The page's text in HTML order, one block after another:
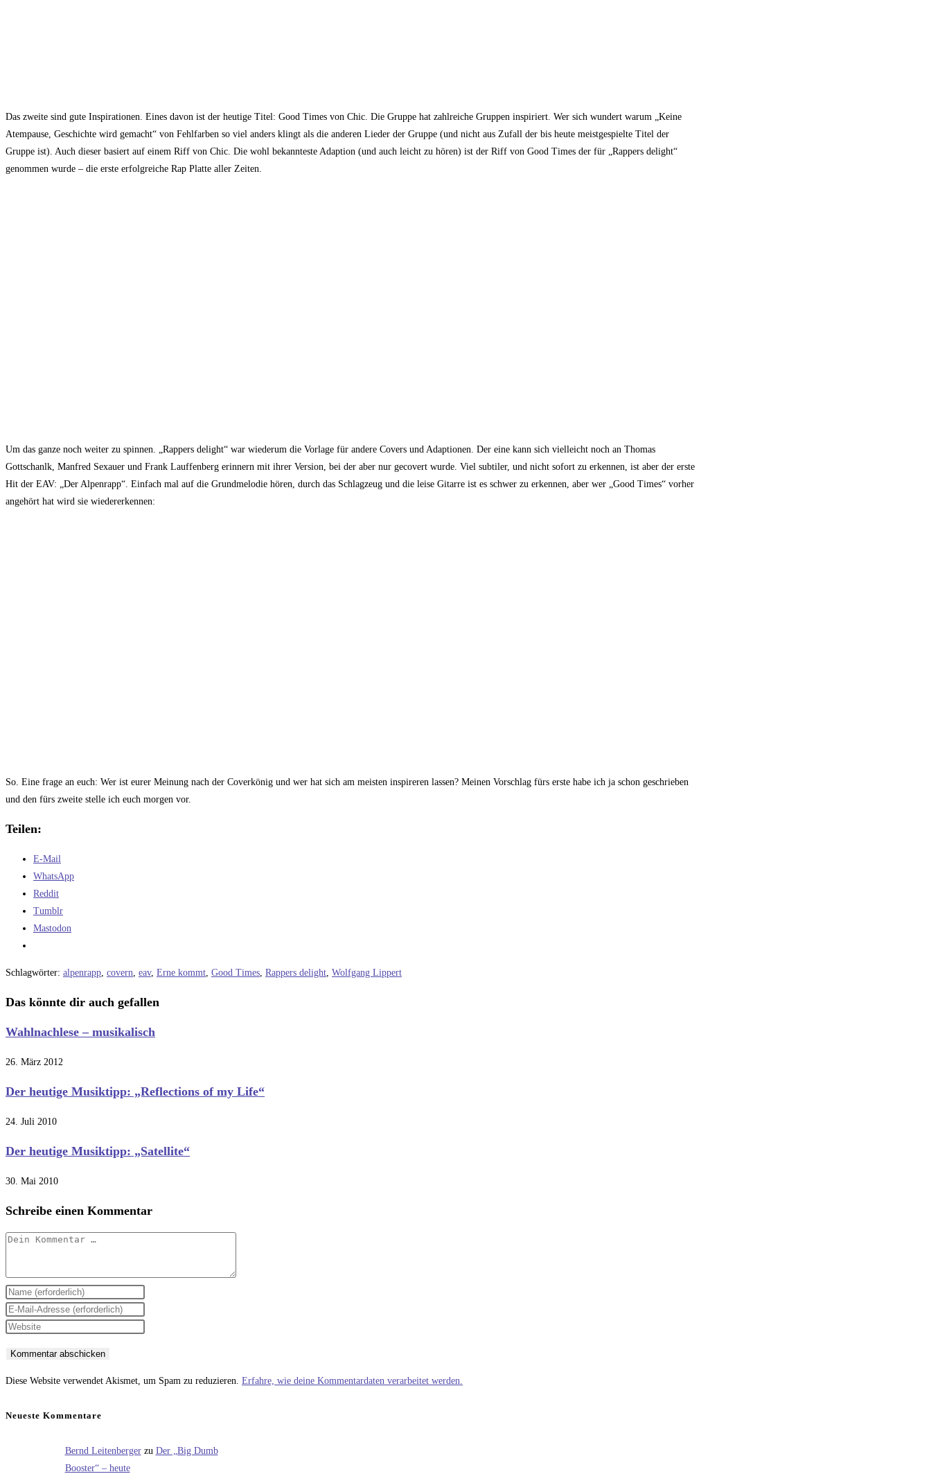
Das zweite sind gute Inspirationen. Eines davon ist der heutige Titel: Good Times von Chic. Die Gruppe hat zahlreiche Gruppen inspiriert. Wer sich wundert warum „Keine
Atempause, Geschichte wird gemacht“ von Fehlfarben so viel anders klingt als die anderen Lieder der Gruppe (und nicht aus Zufall der bis heute meistgespielte Titel der
Gruppe ist). Auch dieser basiert auf einem Riff von Chic. Die wohl bekannteste Adaption (und auch leicht zu hören) ist der Riff von Good Times der für „Rappers delight“
genommen wurde – die erste erfolgreiche Rap Platte aller Zeiten.
Um das ganze noch weiter zu spinnen. „Rappers delight“ war wiederum die Vorlage für andere Covers und Adaptionen. Der eine kann sich vielleicht noch an Thomas
Gottschanlk, Manfred Sexauer und Frank Lauffenberg erinnern mit ihrer Version, bei der aber nur gecovert wurde. Viel subtiler, und nicht sofort zu erkennen, ist aber der erste
Hit der EAV: „Der Alpenrapp“. Einfach mal auf die Grundmelodie hören, durch das Schlagzeug und die leise Gitarre ist es schwer zu erkennen, aber wer „Good Times“ vorher
angehört hat wird sie wiedererkennen:
So. Eine frage an euch: Wer ist eurer Meinung nach der Coverkönig und wer hat sich am meisten inspireren lassen? Meinen Vorschlag fürs erste habe ich ja schon geschrieben
und den fürs zweite stelle ich euch morgen vor.
Teilen:
E-Mail
WhatsApp
Reddit
Tumblr
Mastodon
Schlagwörter: alpenrapp, covern, eav, Erne kommt, Good Times, Rappers delight, Wolfgang Lippert
Das könnte dir auch gefallen
Wahlnachlese – musikalisch
26. März 2012
Der heutige Musiktipp: „Reflections of my Life“
24. Juli 2010
Der heutige Musiktipp: „Satellite“
30. Mai 2010
Schreibe einen Kommentar
Kommentar
Gib
deinen
Namen
zum
ein
Gib
deine
Adresse
Kommentieren
Gib
URL
(optional)
Diese Website verwendet Akismet, um Spam zu reduzieren. Erfahre, wie deine Kommentardaten verarbeitet werden.
Neueste Kommentare
Bernd Leitenbergerzu Der „Big Dumb
Booster“ – heute